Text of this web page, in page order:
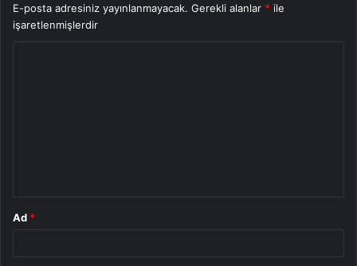
E-posta adresiniz yayınlanmayacak. Gerekli alanlar * ile
işaretlenmişlerdir
Ad *